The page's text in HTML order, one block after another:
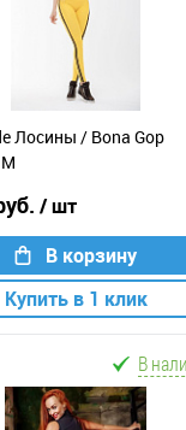
Лосины / Bona Gop
/ шт
В корзину
Купить в 1 клик
В